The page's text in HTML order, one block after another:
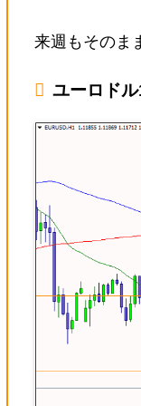
来週もそのま
ユーロド